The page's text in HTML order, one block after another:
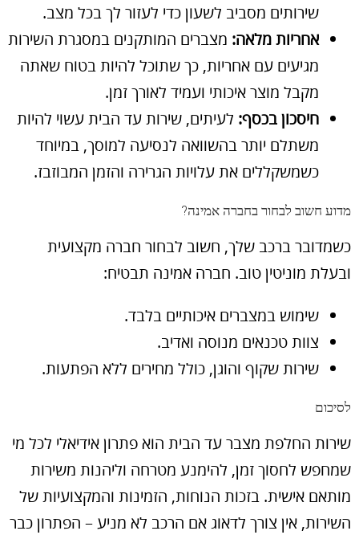
שירותים מסביב לשעון כדי לעזור לך בכל מצב.
אחריות מלאה: מצברים המותקנים במסגרת השירות
מגיעים עם אחריות, כך שתוכל להיות בטוח שאתה
מקבל מוצר איכותי ועמיד לאורך זמן.
חיסכון בכסף: לעיתים, שירות עד הבית עשוי להיות
משתלם יותר בהשוואה לנסיעה למוסך, במיוחד
כשמשקללים את עלויות הגרירה והזמן המבוזבז.
מדוע חשוב לבחור בחברה אמינה?
כשמדובר ברכב שלך, חשוב לבחור חברה מקצועית
ובעלת מוניטין טוב. חברה אמינה תבטיח:
שימוש במצברים איכותיים בלבד.
צוות טכנאים מנוסה ואדיב.
שירות שקוף והוגן, כולל מחירים ללא הפתעות.
לסיכום
שירות החלפת מצבר עד הבית הוא פתרון אידיאלי לכל מי
שמחפש לחסוך זמן, להימנע מטרחה וליהנות משירות
מותאם אישית. בזכות הנוחות, הזמינות והמקצועיות של
השירות, אין צורך לדאוג אם הרכב לא מניע – הפתרון כבר